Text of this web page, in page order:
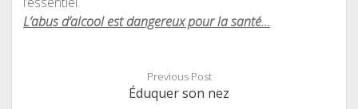
L’abus d’alcool est dangereux pour la santé…
Previous Post
Éduquer son nez